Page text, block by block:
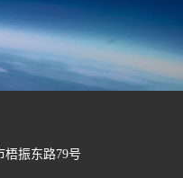
梧振东路79号